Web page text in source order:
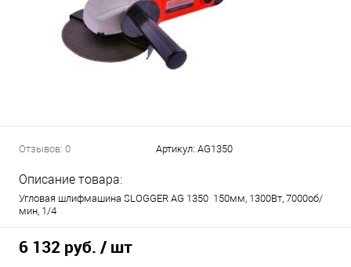
Отзывов: 0 Артикул: AG1350
Описание товара:
Угловая шлифмашина SLOGGER AG 1350 150мм, 1300Вт, 7000об/
мин, 1/4
6 132 руб. / шт